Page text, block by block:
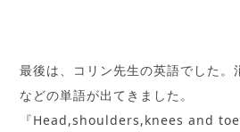
最後は、コリン先生の英語でした。
などの単語が出てきました。
『Head,shoulders,knees and